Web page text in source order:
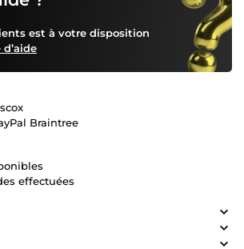
est à votre disposition
Braintree
effectuées